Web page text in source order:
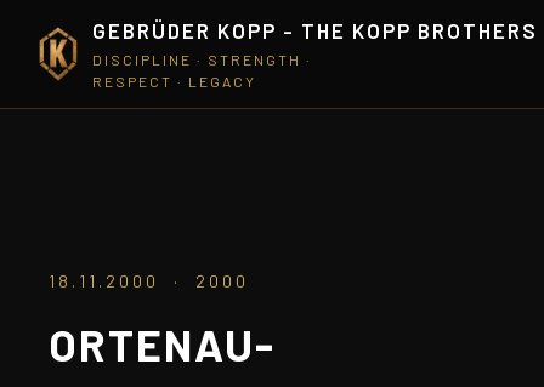
GEBRÜDER KOPP - THE KOPP BROTHERS
DISCIPLINE · STRENGTH ·
RESPECT · LEGACY
18.11.2000 · 2000
ORTENAU-